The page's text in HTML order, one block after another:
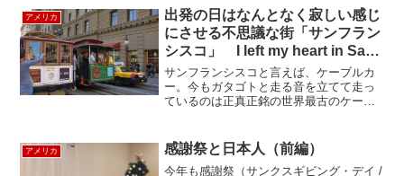
クスのロゴがありました！アメリカのデ
ィズニーでしか味わえない...
アメリカ
出発の日はなんとなく寂しい感じ
にさせる不思議な街「サンフラン
シスコ」 I left my heart in San
Francisso
サンフランシスコと言えば、ケーブルカ
ー。今もガタゴトと走る音を立てて走っ
ているのは正真正銘の世界最古のケーブ
年以上も前。このケーブルカーが走って
いるいるのを見て、「ああ...
アメリカ 感謝祭と日本人（前編）
今年も感謝祭（サンクスギビング・デイ /